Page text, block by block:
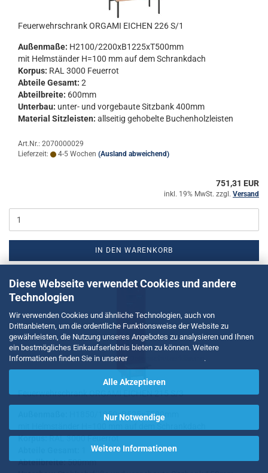
Diese Webseite verwendet Cookies und andere
Technologien
Wir verwenden Cookies und ähnliche Technologien, auch von
Drittanbietern, um die ordentliche Funktionsweise der Website zu
gewährleisten, die Nutzung unseres Angebotes zu analysieren und Ihnen
ein bestmögliches Einkaufserlebnis bieten zu können. Weitere
Informationen finden Sie in unserer
.
Alle Akzeptieren
Nur Notwendige
Weitere Informationen
Feu­er­wehr­schrank OR­GA­MI EI­CHEN 226 S/1
Au­ßen­ma­ße: H2100/2200xB1225xT500mm
mit Helm­stän­der H=100 mm auf dem Schrank­dach
Kor­pus: RAL 3000 Feu­er­rot
Ab­tei­le Ge­samt: 2
Ab­teil­brei­te: 600mm
Un­ter­bau: unter-​ und vor­ge­bau­te Sitz­bank 400mm
Ma­te­ri­al Sitz­leis­ten: all­sei­tig ge­ho­bel­te Bu­chen­holz­leis­ten
Art.Nr.: 2070000029
Lieferzeit:
4-5 Wochen (Ausland abweichend)
751,31 EUR
inkl. 19% MwSt. zzgl. Versand
IN DEN WARENKORB
Feu­er­wehr­schrank OR­GA­MI EI­CHEN 215 S/3
H1850/1950xB525xT500mm
Kor­pus:RAL 3000 Feu­er­rot
Ab­teil­brei­te:500mm